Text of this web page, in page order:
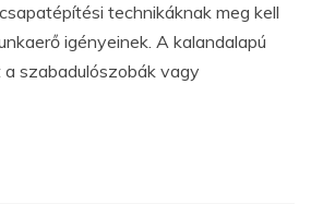
technikáknak meg kell
igényeinek. A kalandalapú
szabadulószobák vagy